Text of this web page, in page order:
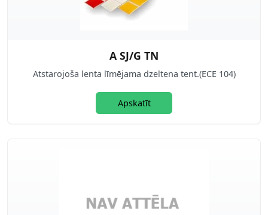
A SJ/G TN
Atstarojoša lenta līmējama dzeltena tent.(ECE 104)
Apskatīt